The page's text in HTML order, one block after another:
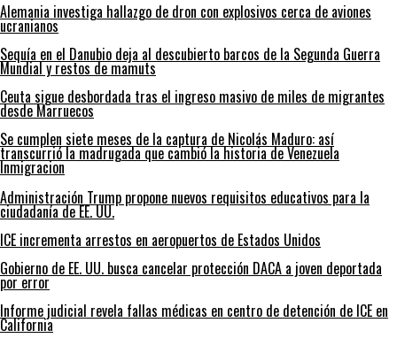
Alemania investiga hallazgo de dron con explosivos cerca de aviones
ucranianos
Sequía en el Danubio deja al descubierto barcos de la Segunda Guerra
Mundial y restos de mamuts
Ceuta sigue desbordada tras el ingreso masivo de miles de migrantes
desde Marruecos
Se cumplen siete meses de la captura de Nicolás Maduro: así
transcurrió la madrugada que cambió la historia de Venezuela
Inmigracion
Administración Trump propone nuevos requisitos educativos para la
ciudadanía de EE. UU.
ICE incrementa arrestos en aeropuertos de Estados Unidos
Gobierno de EE. UU. busca cancelar protección DACA a joven deportada
por error
Informe judicial revela fallas médicas en centro de detención de ICE en
California